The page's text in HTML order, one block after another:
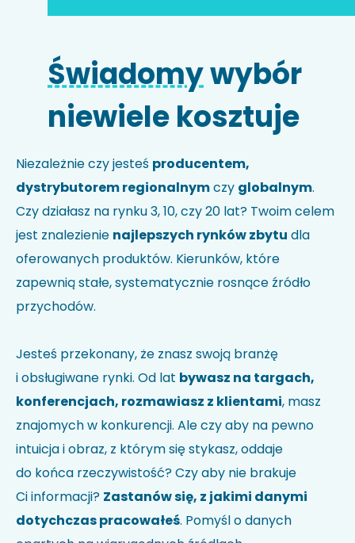
Kod HS
wyszukiwarce kodów.
Uwagi
Akceptuję politykę prywatności i wyrażam zgodę na
przetwarzanie moich danych w celu udzielenia
odpowiedzi na przesłane zapytanie.
Świadomywybór
niewiele kosztuje
Niezależnie czy jesteś producentem,
dystrybutorem regionalnymczy globalnym.
Czy działasz na rynku 3, 10, czy 20 lat? Twoim celem
jest znalezienie najlepszych rynków zbytu dla
oferowanych produktów. Kierunków, które
zapewnią stałe, systematycznie rosnące źródło
przychodów.
Jesteś przekonany, że znasz swoją branżę
i obsługiwane rynki. Od lat bywasz na targach,
konferencjach, rozmawiasz z klientami, masz
znajomych w konkurencji. Ale czy aby na pewno
intuicja i obraz, z którym się stykasz, oddaje
do końca rzeczywistość? Czy aby nie brakuje
Ci informacji? Zastanów się, z jakimi danymi
dotychczas pracowałeś. Pomyśl o danych